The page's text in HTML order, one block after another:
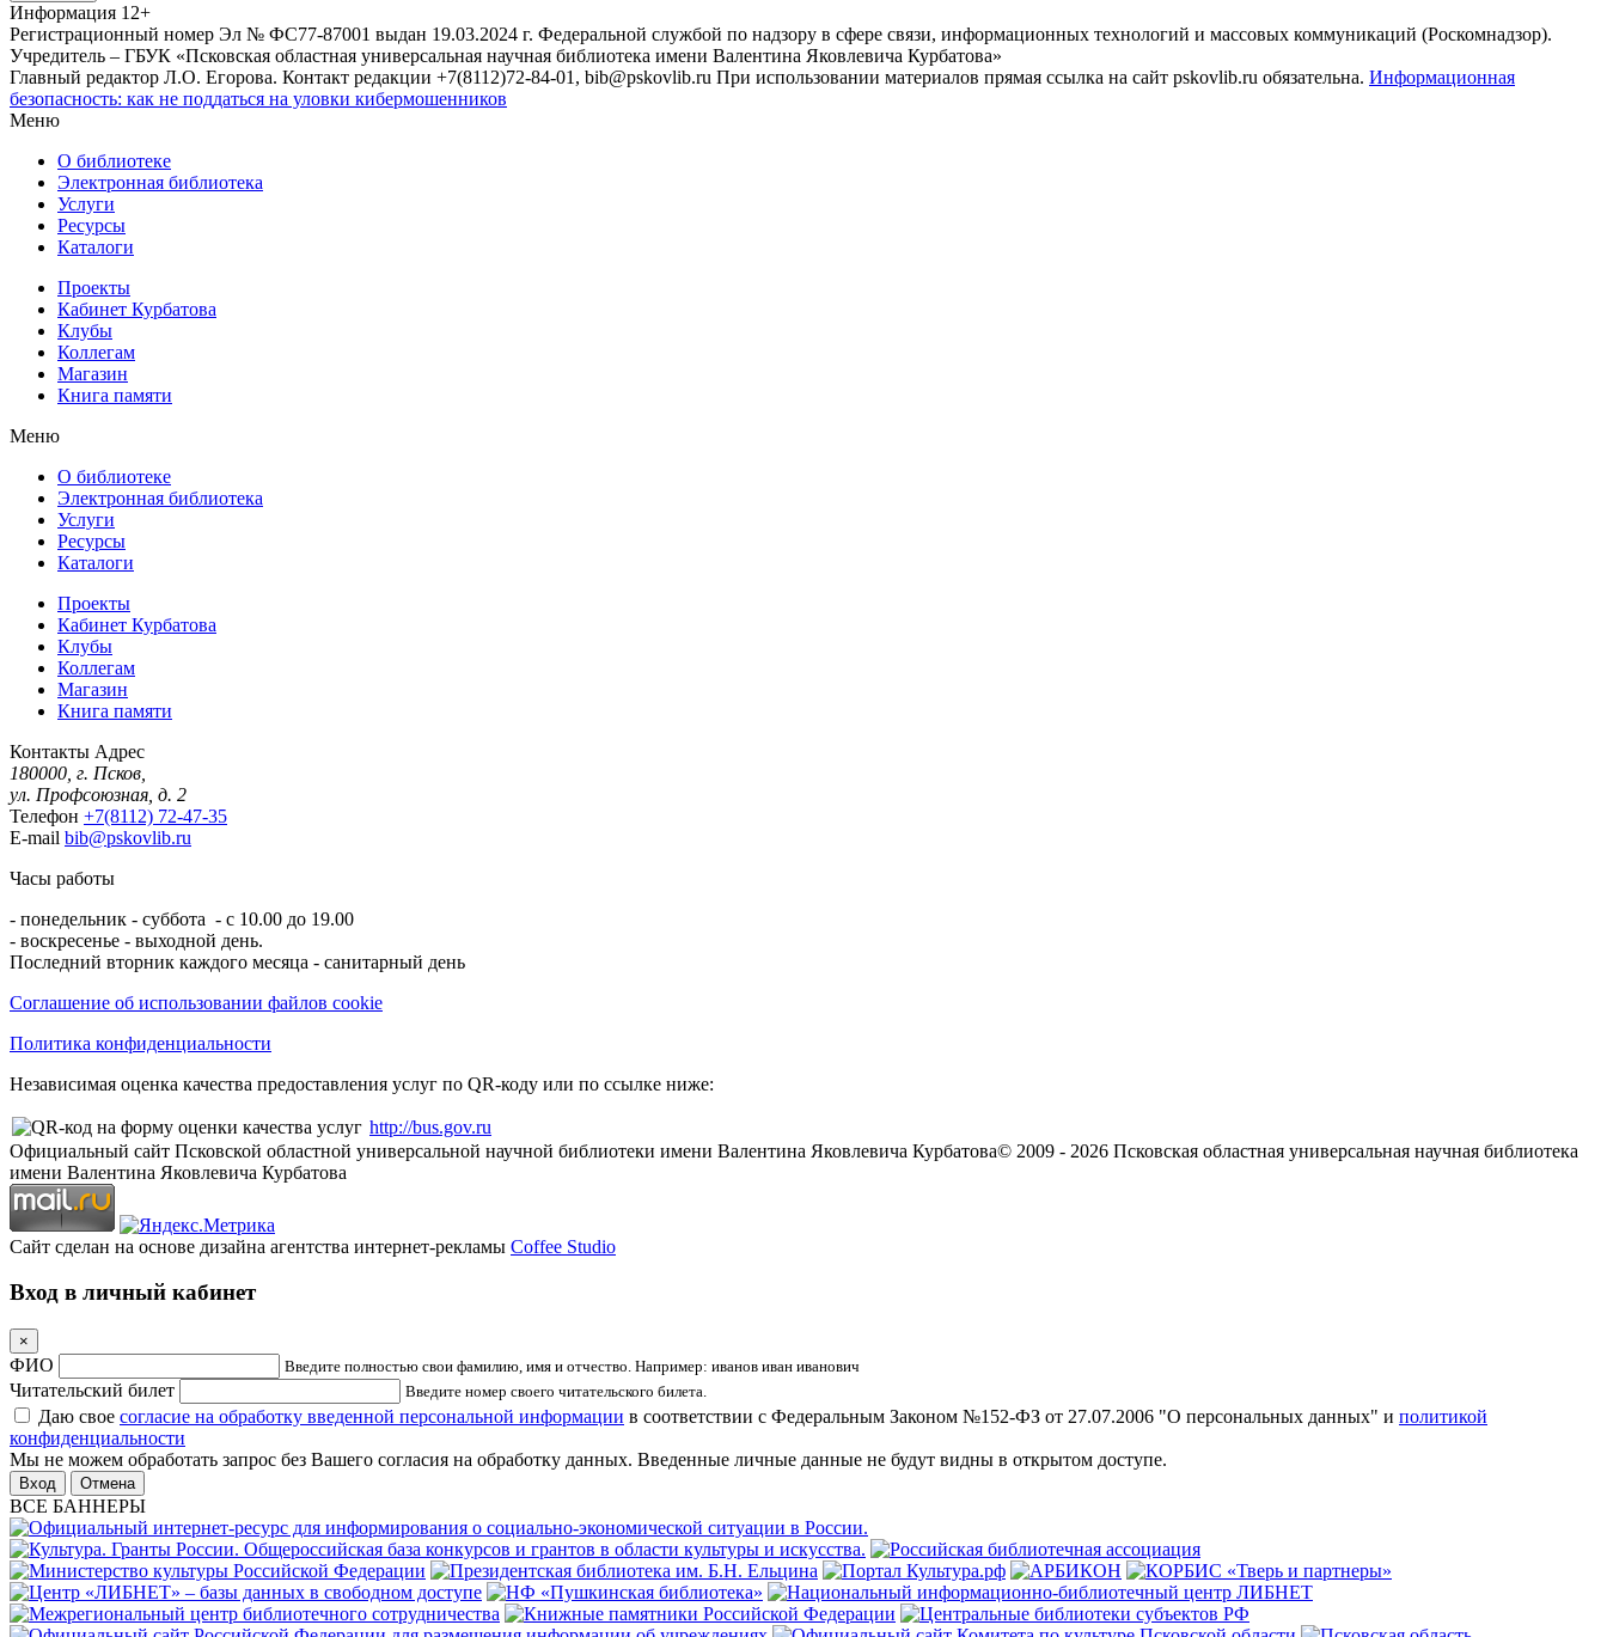
Информация 12+
Регистрационный номер Эл № ФС77-87001 выдан 19.03.2024 г. Федеральной службой по надзору в сфере связи, информационных технологий и массовых коммуникаций (Роскомнадзор).
Учредитель – ГБУК «Псковская областная универсальная научная библиотека имени Валентина Яковлевича Курбатова»
Главный редактор Л.О. Егорова. Контакт редакции +7(8112)72-84-01, bib@pskovlib.ru При использовании материалов прямая ссылка на сайт pskovlib.ru обязательна. Информационная
безопасность: как не поддаться на уловки кибермошенников
Меню
О библиотеке
Электронная библиотека
Услуги
Ресурсы
Каталоги
Проекты
Кабинет Курбатова
Клубы
Коллегам
Магазин
Книга памяти
Меню
О библиотеке
Электронная библиотека
Услуги
Ресурсы
Каталоги
Проекты
Кабинет Курбатова
Клубы
Коллегам
Магазин
Книга памяти
Контакты Адрес
180000, г. Псков,
ул. Профсоюзная, д. 2
Телефон +7(8112) 72-47-35
E-mail bib@pskovlib.ru
Часы работы
- понедельник - суббота - с 10.00 до 19.00
- воскресенье - выходной день.
Последний вторник каждого месяца - санитарный день
Соглашение об использовании файлов cookie
Политика конфиденциальности
Независимая оценка качества предоставления услуг по QR-коду или по ссылке ниже:
http://bus.gov.ru
Официальный сайт Псковской областной универсальной научной библиотеки имени Валентина Яковлевича Курбатова© 2009 - 2026 Псковская областная универсальная научная библиотека
имени Валентина Яковлевича Курбатова
Сайт сделан на основе дизайна агентства интернет-рекламы Coffee Studio
Вход в личный кабинет
×
ФИО Введите полностью свои фамилию, имя и отчество. Например: иванов иван иванович
Читательский билет Введите номер своего читательского билета.
Даю свое согласие на обработку введенной персональной информации в соответствии с Федеральным Законом №152-ФЗ от 27.07.2006 "О персональных данных" и политикой
конфиденциальности
Мы не можем обработать запрос без Вашего согласия на обработку данных. Введенные личные данные не будут видны в открытом доступе.
Отмена
ВСЕ БАННЕРЫ